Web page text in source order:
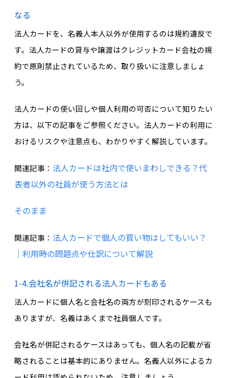
なる
法人カードを、名義人本人以外が使用するのは規約違反で
す。法人カードの貸与や譲渡はクレジットカード会社の規
約で原則禁止されているため、取り扱いに注意しましょ
う。
法人カードの使い回しや個人利用の可否について知りたい
方は、以下の記事をご参照ください。法人カードの利用に
おけるリスクや注意点も、わかりやすく解説しています。
関連記事： 法人カードは社内で使いまわしできる？代
表者以外の社員が使う方法とは
そのまま
関連記事： 法人カードで個人の買い物はしてもいい？
｜利用時の問題点や仕訳について解説
1-4.会社名が併記される法人カードもある
法人カードに個人名と会社名の両方が刻印されるケースも
ありますが、名義はあくまで社員個人です。
会社名が併記されるケースはあっても、個人名の記載が省
略されることは基本的にありません。名義人以外によるカ